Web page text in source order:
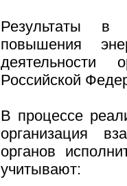
Результаты в
повышения
деятельности
Российской
В процессе
организация
органов
учитывают: